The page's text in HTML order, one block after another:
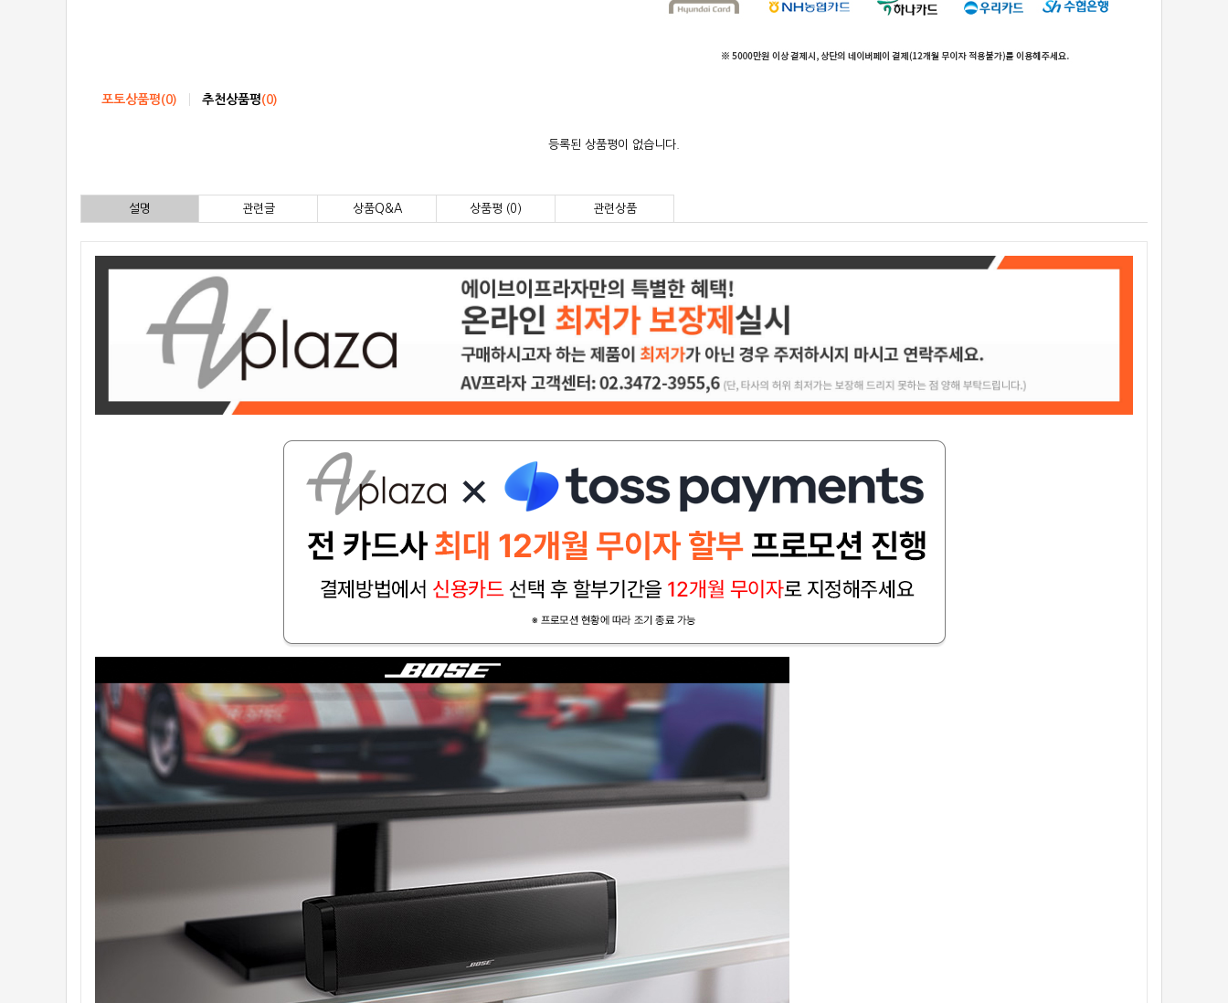
포토상품평(0) 추천상품평(0)
등록된 상품평이 없습니다.
설명 관련글 상품Q&A 상품평 (0) 관련상품